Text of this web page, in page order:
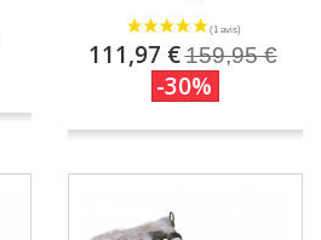
111,97 €159,95 €
-30%